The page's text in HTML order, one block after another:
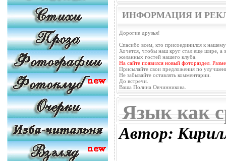
ИНФОРМАЦИЯ И
Дорогие друзья!
Спасибо всем, кто присоединился к
Хочется, чтобы наш круг стал еще шире, а
желанных гостей нашего клуба.
На сайте появился новый фотораздел.
Присылайте свои предложения по
Не забывайте оставлять комментарии.
До встречи.
Ваша Полина Овчинникова.
Язык как
Автор: